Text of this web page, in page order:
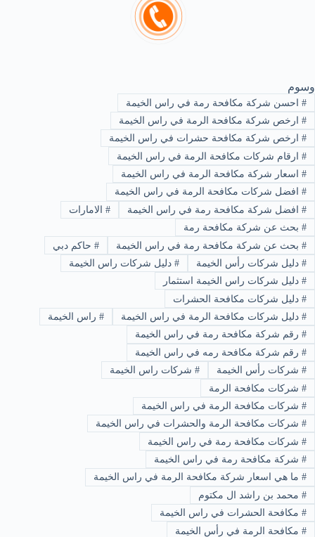
وسوم
#احسن شركة مكافحة رمة في راس الخيمة
#ارخص شركة مكافحة الرمة في راس الخيمة
#ارخص شركة مكافحة حشرات في راس الخيمة
#ارقام شركات مكافحة الرمة في راس الخيمة
#اسعار شركة مكافحة الرمة في راس الخيمة
#افضل شركات مكافحة الرمة في راس الخيمة
#افضل شركة مكافحة رمة في راس الخيمة #الامارات
#بحث عن شركة مكافحة رمة
#بحث عن شركة مكافحة رمة في راس الخيمة #حاكم دبي
#دليل شركات رأس الخيمة #دليل شركات راس الخيمة
#دليل شركات راس الخيمة استثمار
#دليل شركات مكافحة الحشرات
#دليل شركات مكافحة الرمة في راس الخيمة #راس الخيمة
#رقم شركة مكافحة رمة في راس الخيمة
#رقم شركة مكافحة رمه في راس الخيمة
#شركات رأس الخيمة #شركات راس الخيمة
#شركات مكافحة الرمة
#شركات مكافحة الرمة في راس الخيمة
#شركات مكافحة الرمة والحشرات في راس الخيمة
#شركات مكافحة رمة في راس الخيمة
#شركة مكافحة رمة في راس الخيمة
#ما هي اسعار شركة مكافحة الرمة في راس الخيمة
#محمد بن راشد ال مكتوم
#مكافحة الحشرات في راس الخيمة
#مكافحة الرمة في رأس الخيمة